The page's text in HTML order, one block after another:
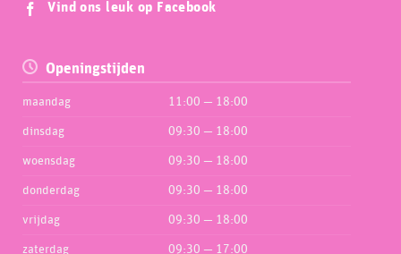
Vind ons leuk op Facebook
Openingstijden
maandag 11:00 — 18:00
dinsdag 09:30 — 18:00
woensdag 09:30 — 18:00
donderdag 09:30 — 18:00
vrijdag 09:30 — 18:00
zaterdag 09:30 — 17:00